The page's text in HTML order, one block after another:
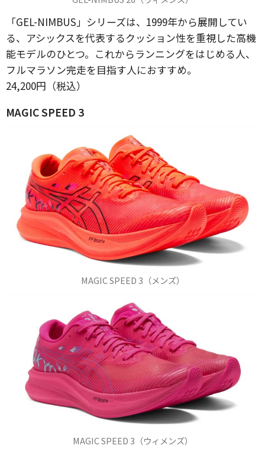
「GEL-NIMBUS」シリーズは、1999年から展開してい
る、アシックスを代表するクッション性を重視した高機
能モデルのひとつ。これからランニングをはじめる人、
フルマラソン完走を目指す人におすすめ。
24,200円（税込）
MAGIC SPEED 3
MAGIC SPEED 3（メンズ）
MAGIC SPEED 3（ウィメンズ）